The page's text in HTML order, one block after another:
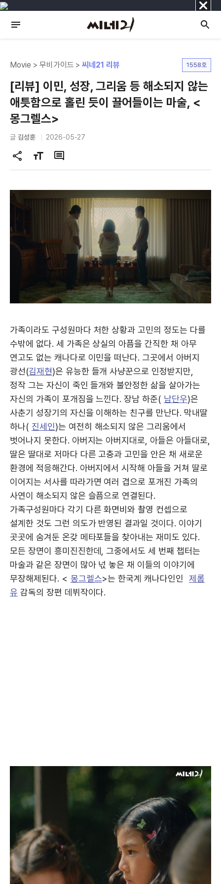
닫
기
Movie > 무비가이드 >씨네21 리뷰 1558호
[리뷰] 이민, 성장, 그리움 등 해소되지 않는
애틋함으로 홀린 듯이 끌어들이는 마술, <
몽그렐스>
글 김성훈 2026-05-27
공
유
기
글
자
기
댓
글
가족이라도 구성원마다 처한 상황과 고민의 정도는 다를
수밖에 없다. 세 가족은 상실의 아픔을 간직한 채 아무
연고도 없는 캐나다로 이민을 떠난다. 그곳에서 아버지
광선(김재현)은 유능한 들개 사냥꾼으로 인정받지만,
정작 그는 자신이 죽인 들개와 불안정한 삶을 살아가는
자신의 가족이 포개짐을 느낀다. 장남 하준( 남단우)은
사춘기 성장기의 자신을 이해하는 친구를 만난다. 막내딸
하나( 진세인)는 여전히 해소되지 않은 그리움에서
벗어나지 못한다. 아버지는 아버지대로, 아들은 아들대로,
딸은 딸대로 저마다 다른 고충과 고민을 안은 채 새로운
환경에 적응해간다. 아버지에서 시작해 아들을 거쳐 딸로
이어지는 서사를 따라가면 여러 겹으로 포개진 가족의
사연이 해소되지 않은 슬픔으로 연결된다.
가족구성원마다 각기 다른 화면비와 촬영 컨셉으로
설계한 것도 그런 의도가 반영된 결과일 것이다. 이야기
곳곳에 숨겨둔 온갖 메타포들을 찾아내는 재미도 있다.
모든 장면이 흥미진진한데, 그중에서도 세 번째 챕터는
마술과 같은 장면이 많아 넋 놓은 채 이들의 이야기에
무장해제된다. < 몽그렐스>는 한국계 캐나다인인
제롬
유 감독의 장편 데뷔작이다.